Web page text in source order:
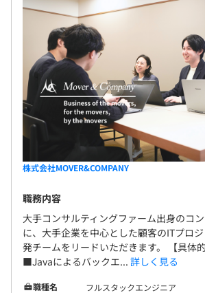
株式会社MOVER&COMPANY
職務内容
大手コンサルティングファーム出身のコ
に、大手企業を中心とした顧客のITプロ
発チームをリードいただきます。 【具体
■Javaによるバックエ... 詳しく見る
職種名 フルスタックエンジニア